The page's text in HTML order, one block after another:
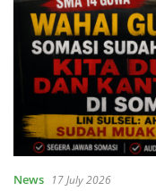
News 17 July 2026